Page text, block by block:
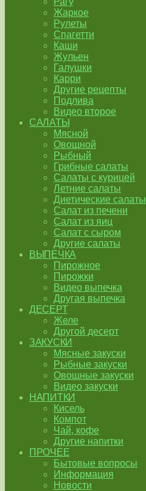
Жаркое
Рулеты
Спагетти
Каши
Жульен
Галушки
Карри
Другие рецепты
Подлива
Видео второе
САЛАТЫ
Мясной
Овощной
Рыбный
Грибные салаты
Салаты с курицей
Летние салаты
Диетические салаты
Салат из печени
Салат из яиц
Салат с сыром
Другие салаты
ВЫПЕЧКА
Пирожное
Пирожки
Видео выпечка
Другая выпечка
ДЕСЕРТ
Желе
Другой десерт
ЗАКУСКИ
Мясные закуски
Рыбные закуски
Овощные закуски
Видео закуски
НАПИТКИ
Кисель
Компот
Чай, кофе
Другие напитки
ПРОЧЕЕ
Бытовые вопросы
Информация
Новости